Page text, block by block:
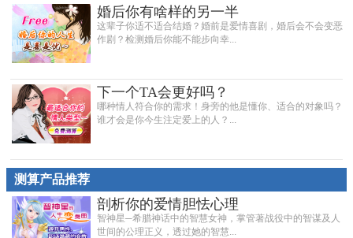
婚后你有啥样的另一半
这辈子你适不适合结婚？婚前是爱情喜剧，婚后会不会变恶
作剧？检测婚后你能不能步向幸...
下一个TA会更好吗？
哪种情人符合你的需求！身旁的他是懂你、适合的对象吗？
谁才会是你今生注定爱上的人？...
测算产品推荐
剖析你的爱情胆怯心理
智神星─希腊神话中的智慧女神，掌管著战役中的智谋及人
世间的公理正义，透过她的智慧...